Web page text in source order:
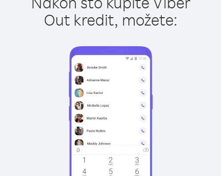
Out kredit, možete: